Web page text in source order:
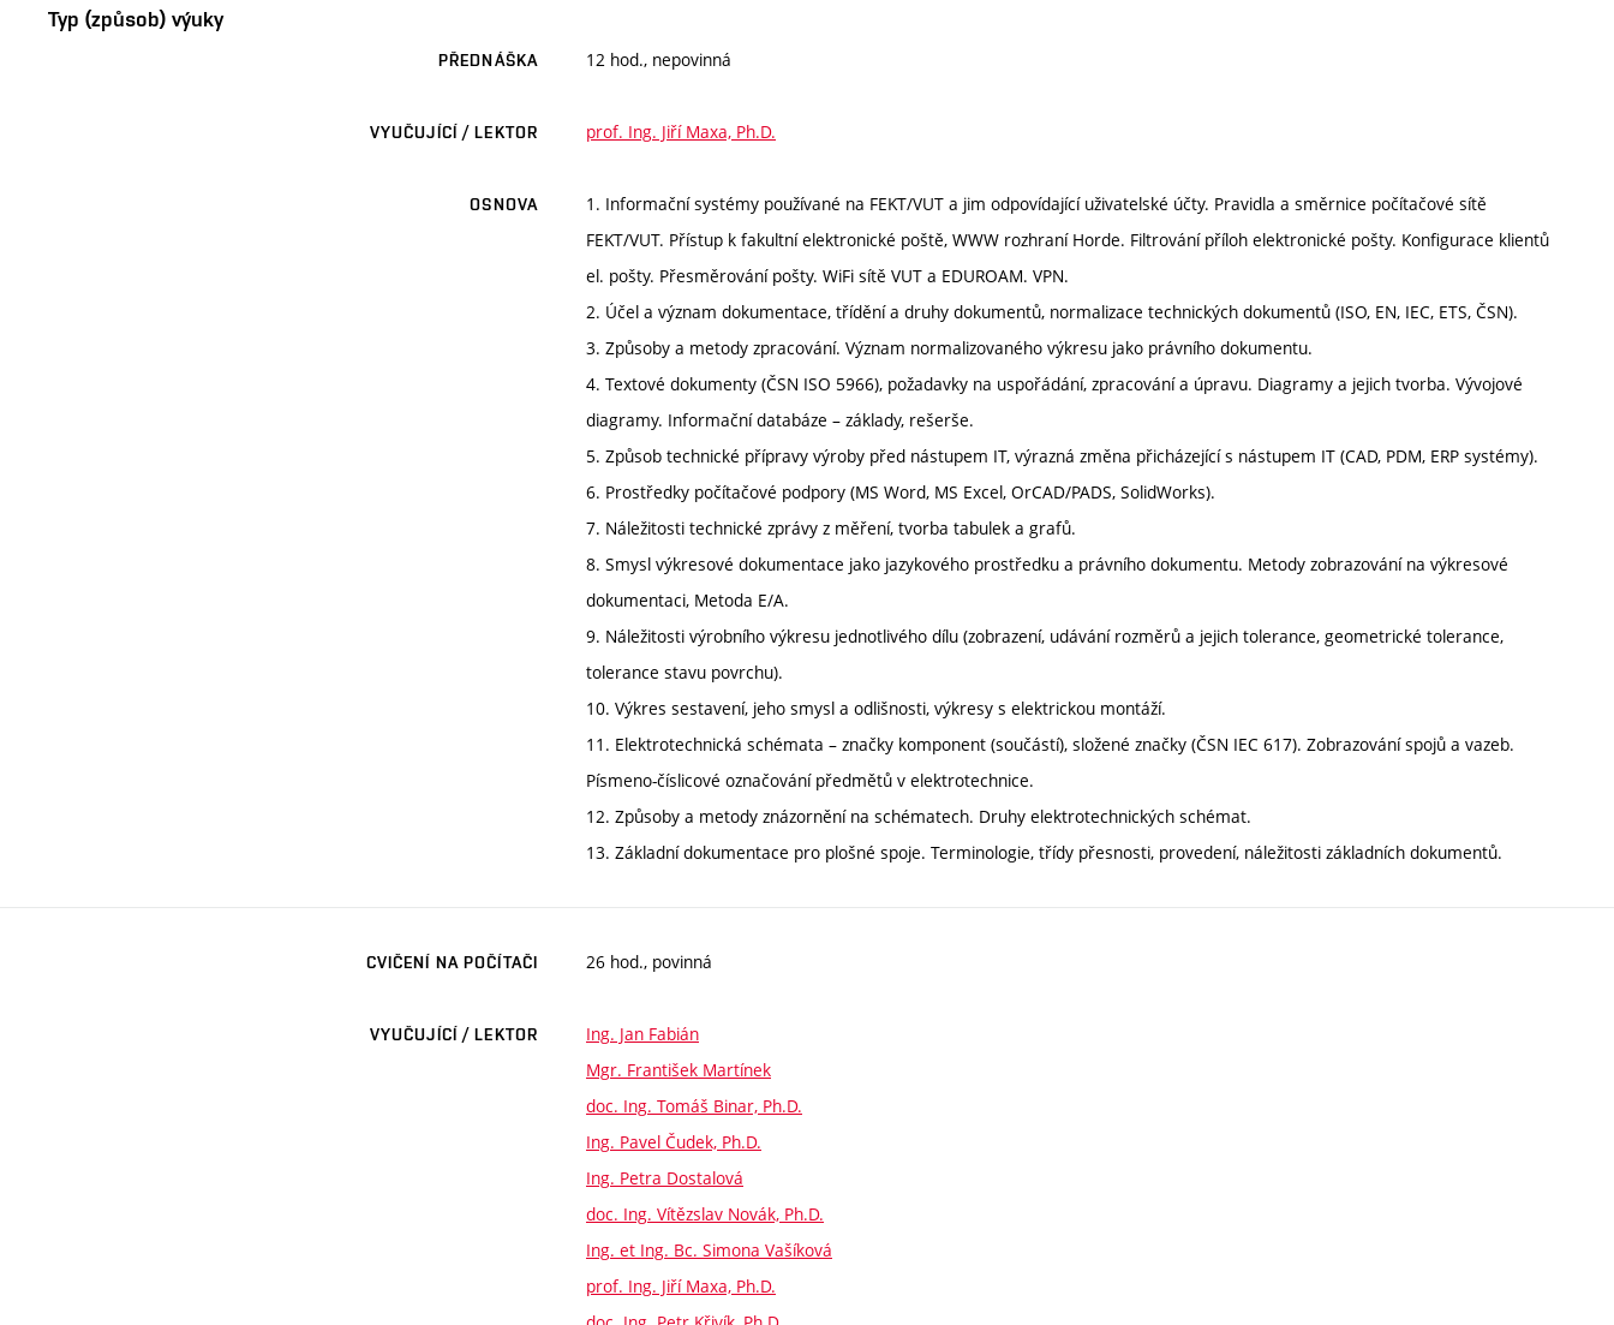
Typ (způsob) výuky
PŘEDNÁŠKA 12 hod., nepovinná
VYUČUJÍCÍ / LEKTOR prof. Ing. Jiří Maxa, Ph.D.
OSNOVA
1. Informační systémy používané na FEKT/VUT a jim odpovídající uživatelské účty. Pravidla a směrnice počítačové sítě
FEKT/VUT. Přístup k fakultní elektronické poště, WWW rozhraní Horde. Filtrování příloh elektronické pošty. Konfigurace klientů
el. pošty. Přesměrování pošty. WiFi sítě VUT a EDUROAM. VPN.
2. Účel a význam dokumentace, třídění a druhy dokumentů, normalizace technických dokumentů (ISO, EN, IEC, ETS, ČSN).
3. Způsoby a metody zpracování. Význam normalizovaného výkresu jako právního dokumentu.
4. Textové dokumenty (ČSN ISO 5966), požadavky na uspořádání, zpracování a úpravu. Diagramy a jejich tvorba. Vývojové
diagramy. Informační databáze – základy, rešerše.
5. Způsob technické přípravy výroby před nástupem IT, výrazná změna přicházející s nástupem IT (CAD, PDM, ERP systémy).
6. Prostředky počítačové podpory (MS Word, MS Excel, OrCAD/PADS, SolidWorks).
7. Náležitosti technické zprávy z měření, tvorba tabulek a grafů.
8. Smysl výkresové dokumentace jako jazykového prostředku a právního dokumentu. Metody zobrazování na výkresové
dokumentaci, Metoda E/A.
9. Náležitosti výrobního výkresu jednotlivého dílu (zobrazení, udávání rozměrů a jejich tolerance, geometrické tolerance,
tolerance stavu povrchu).
10. Výkres sestavení, jeho smysl a odlišnosti, výkresy s elektrickou montáží.
11. Elektrotechnická schémata – značky komponent (součástí), složené značky (ČSN IEC 617). Zobrazování spojů a vazeb.
Písmeno-číslicové označování předmětů v elektrotechnice.
12. Způsoby a metody znázornění na schématech. Druhy elektrotechnických schémat.
13. Základní dokumentace pro plošné spoje. Terminologie, třídy přesnosti, provedení, náležitosti základních dokumentů.
CVIČENÍ NA POČÍTAČI 26 hod., povinná
VYUČUJÍCÍ / LEKTOR
Ing. Jan Fabián
Mgr. František Martínek
doc. Ing. Tomáš Binar, Ph.D.
Ing. Pavel Čudek, Ph.D.
Ing. Petra Dostalová
doc. Ing. Vítězslav Novák, Ph.D.
Ing. et Ing. Bc. Simona Vašíková
prof. Ing. Jiří Maxa, Ph.D.